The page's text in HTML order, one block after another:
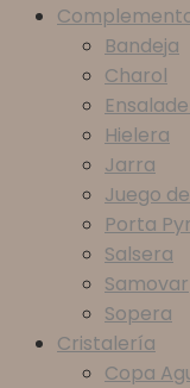
Bandeja
Charol
Hielera
Jarra
Juego
Porta
Salsera
Samovar
Sopera
Cristalería
Copa